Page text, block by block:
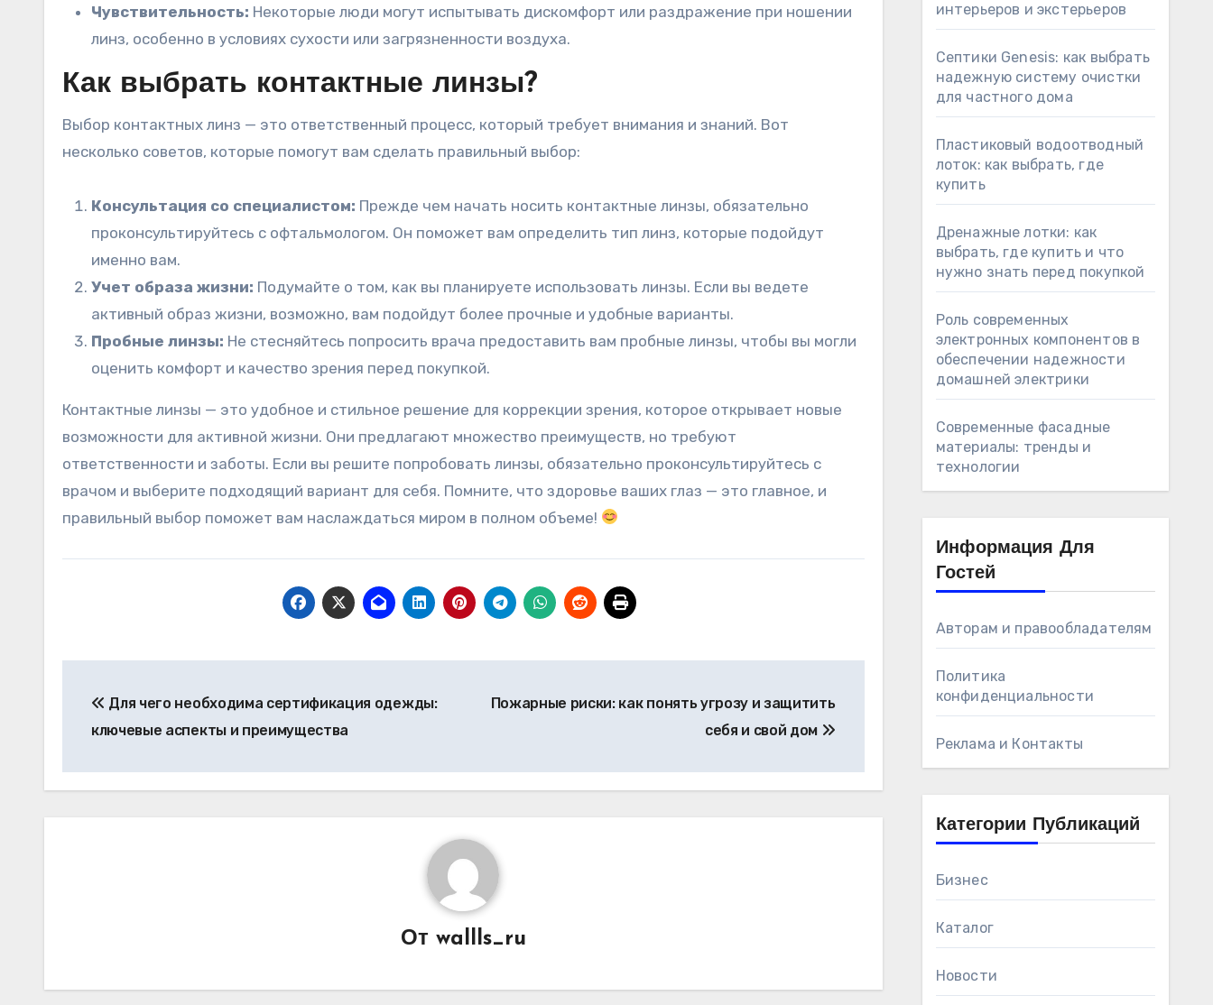
Чувствительность: Некоторые люди могут испытывать дискомфорт или раздражение при ношении
линз, особенно в условиях сухости или загрязненности воздуха.
Как выбрать контактные линзы?
Выбор контактных линз — это ответственный процесс, который требует внимания и знаний. Вот
несколько советов, которые помогут вам сделать правильный выбор:
Консультация со специалистом: Прежде чем начать носить контактные линзы, обязательно
проконсультируйтесь с офтальмологом. Он поможет вам определить тип линз, которые подойдут
именно вам.
Учет образа жизни: Подумайте о том, как вы планируете использовать линзы. Если вы ведете
активный образ жизни, возможно, вам подойдут более прочные и удобные варианты.
Пробные линзы: Не стесняйтесь попросить врача предоставить вам пробные линзы, чтобы вы могли
оценить комфорт и качество зрения перед покупкой.
Контактные линзы — это удобное и стильное решение для коррекции зрения, которое открывает новые
возможности для активной жизни. Они предлагают множество преимуществ, но требуют
ответственности и заботы. Если вы решите попробовать линзы, обязательно проконсультируйтесь с
врачом и выберите подходящий вариант для себя. Помните, что здоровье ваших глаз — это главное, и
правильный выбор поможет вам наслаждаться миром в полном объеме!
по
Для чего необходима сертификация одежды:
ключевые аспекты и преимущества
Пожарные риски: как понять угрозу и защитить
себя и свой дом
От wallls_ru
интерьеров и экстерьеров
Септики Genesis: как выбрать
надежную систему очистки
для частного дома
Пластиковый водоотводный
лоток: как выбрать, где
купить
Дренажные лотки: как
выбрать, где купить и что
нужно знать перед покупкой
Роль современных
электронных компонентов в
обеспечении надежности
домашней электрики
Современные фасадные
материалы: тренды и
технологии
Информация Для
Гостей
Авторам и правообладателям
Политика
конфиденциальности
Реклама и Контакты
Категории Публикаций
Бизнес
Каталог
Новости